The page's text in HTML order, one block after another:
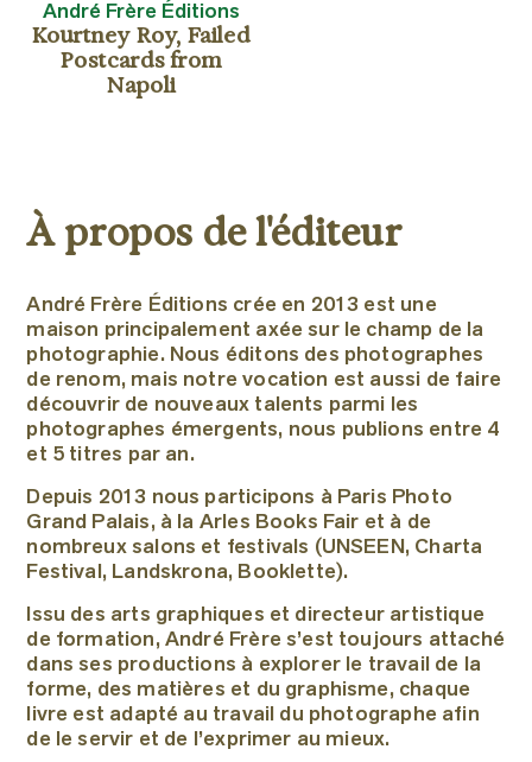
André Frère Éditions
Kourtney Roy, Failed
Postcards from
Napoli
À propos de l'éditeur
André Frère Éditions crée en 2013 est une
maison principalement axée sur le champ de la
photographie. Nous éditons des photographes
de renom, mais notre vocation est aussi de faire
découvrir de nouveaux talents parmi les
photographes émergents, nous publions entre 4
et 5 titres par an.
Depuis 2013 nous participons à Paris Photo
Grand Palais, à la Arles Books Fair et à de
nombreux salons et festivals (UNSEEN, Charta
Festival, Landskrona, Booklette).
Issu des arts graphiques et directeur artistique
de formation, André Frère s’est toujours attaché
dans ses productions à explorer le travail de la
forme, des matières et du graphisme, chaque
livre est adapté au travail du photographe afin
de le servir et de l’exprimer au mieux.